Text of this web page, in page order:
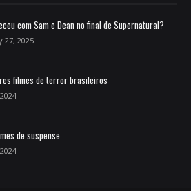
com Sam e Dean no final de Supernatural?
27, 2025
filmes de terror brasileiros
de suspense